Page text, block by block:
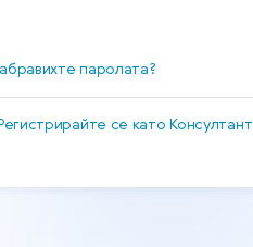
паролата?
Регистрирайте се като Консултант